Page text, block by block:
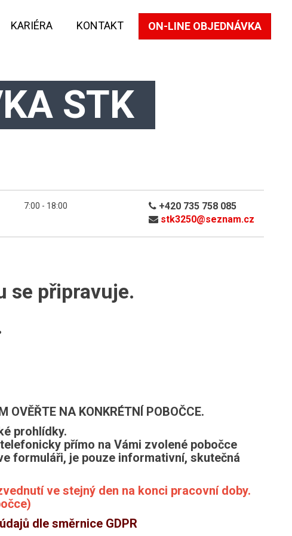
KARIÉRA KONTAKT ON-LINE OBJEDNÁVKA
STK
7:00 - 18:00
+420 735 758 085
stk3250@seznam.cz
se připravuje.
OVĚŘTE NA KONKRÉTNÍ POBOČCE.
prohlídky.
přímo na Vámi zvolené pobočce
formuláři, je pouze informativní, skutečná
ve stejný den na konci pracovní doby.
dle směrnice GDPR